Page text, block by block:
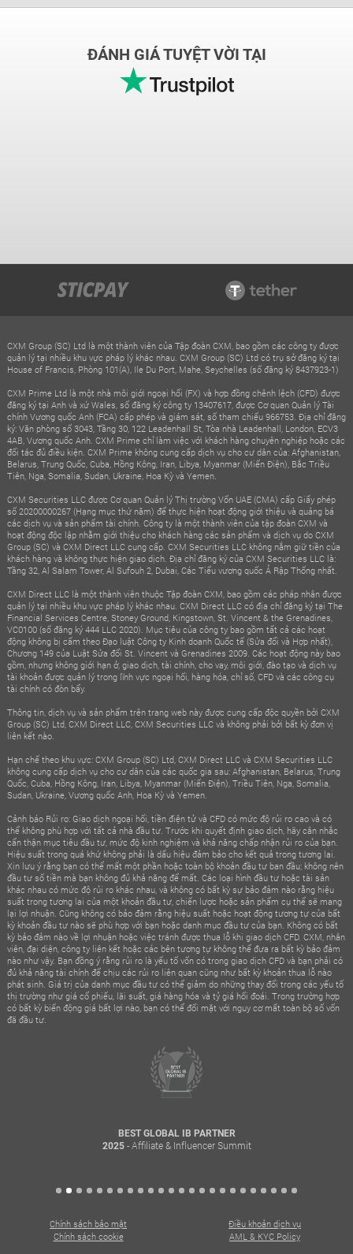
ĐÁNH GIÁ TUYỆT VỜI TẠI
CXM Group (SC) Ltd là một thành viên của Tập đoàn CXM, bao gồm các công ty được
quản lý tại nhiều khu vực pháp lý khác nhau. CXM Group (SC) Ltd có trụ sở đăng ký tại
House of Francis, Phòng 101(A), Ile Du Port, Mahe, Seychelles (số đăng ký 8437923-1)
CXM Prime Ltd là một nhà môi giới ngoại hối (FX) và hợp đồng chênh lệch (CFD) được
đăng ký tại Anh và xứ Wales, số đăng ký công ty 13407617, được Cơ quan Quản lý Tài
chính Vương quốc Anh (FCA) cấp phép và giám sát, số tham chiếu 966753. Địa chỉ đăng
ký: Văn phòng số 3043, Tầng 30, 122 Leadenhall St, Tòa nhà Leadenhall, London, ECV3
4AB, Vương quốc Anh. CXM Prime chỉ làm việc với khách hàng chuyên nghiệp hoặc các
đối tác đủ điều kiện. CXM Prime không cung cấp dịch vụ cho cư dân của: Afghanistan,
Belarus, Trung Quốc, Cuba, Hồng Kông, Iran, Libya, Myanmar (Miến Điện), Bắc Triều
Tiên, Nga, Somalia, Sudan, Ukraine, Hoa Kỳ và Yemen.
CXM Securities LLC được Cơ quan Quản lý Thị trường Vốn UAE (CMA) cấp Giấy phép
số 20200000267 (Hạng mục thứ năm) để thực hiện hoạt động giới thiệu và quảng bá
các dịch vụ và sản phẩm tài chính. Công ty là một thành viên của tập đoàn CXM và
hoạt động độc lập nhằm giới thiệu cho khách hàng các sản phẩm và dịch vụ do CXM
Group (SC) và CXM Direct LLC cung cấp. CXM Securities LLC không nắm giữ tiền của
khách hàng và không thực hiện giao dịch. Địa chỉ đăng ký của CXM Securities LLC là:
Tầng 32, Al Salam Tower, Al Sufouh 2, Dubai, Các Tiểu vương quốc Ả Rập Thống nhất.
CXM Direct LLC là một thành viên thuộc Tập đoàn CXM, bao gồm các pháp nhân được
quản lý tại nhiều khu vực pháp lý khác nhau. CXM Direct LLC có địa chỉ đăng ký tại The
Financial Services Centre, Stoney Ground, Kingstown, St. Vincent & the Grenadines,
VC0100 (số đăng ký 444 LLC 2020). Mục tiêu của công ty bao gồm tất cả các hoạt
động không bị cấm theo Đạo luật Công ty Kinh doanh Quốc tế (Sửa đổi và Hợp nhất),
Chương 149 của Luật Sửa đổi St. Vincent và Grenadines 2009. Các hoạt động này bao
gồm, nhưng không giới hạn ở, giao dịch, tài chính, cho vay, môi giới, đào tạo và dịch vụ
tài khoản được quản lý trong lĩnh vực ngoại hối, hàng hóa, chỉ số, CFD và các công cụ
tài chính có đòn bẩy.
Thông tin, dịch vụ và sản phẩm trên trang web này được cung cấp độc quyền bởi CXM
Group (SC) Ltd, CXM Direct LLC, CXM Securities LLC và không phải bởi bất kỳ đơn vị
liên kết nào.
Hạn chế theo khu vực: CXM Group (SC) Ltd, CXM Direct LLC và CXM Securities LLC
không cung cấp dịch vụ cho cư dân của các quốc gia sau: Afghanistan, Belarus, Trung
Quốc, Cuba, Hồng Kông, Iran, Libya, Myanmar (Miến Điện), Triều Tiên, Nga, Somalia,
Sudan, Ukraine, Vương quốc Anh, Hoa Kỳ và Yemen.
Cảnh báo Rủi ro: Giao dịch ngoại hối, tiền điện tử và CFD có mức độ rủi ro cao và có
thể không phù hợp với tất cả nhà đầu tư. Trước khi quyết định giao dịch, hãy cân nhắc
cẩn thận mục tiêu đầu tư, mức độ kinh nghiệm và khả năng chấp nhận rủi ro của bạn.
Hiệu suất trong quá khứ không phải là dấu hiệu đảm bảo cho kết quả trong tương lai.
Xin lưu ý rằng bạn có thể mất một phần hoặc toàn bộ khoản đầu tư ban đầu; không nên
đầu tư số tiền mà bạn không đủ khả năng để mất. Các loại hình đầu tư hoặc tài sản
khác nhau có mức độ rủi ro khác nhau, và không có bất kỳ sự bảo đảm nào rằng hiệu
suất trong tương lai của một khoản đầu tư, chiến lược hoặc sản phẩm cụ thể sẽ mang
lại lợi nhuận. Cũng không có bảo đảm rằng hiệu suất hoặc hoạt động tương tự của bất
kỳ khoản đầu tư nào sẽ phù hợp với bạn hoặc danh mục đầu tư của bạn. Không có bất
kỳ bảo đảm nào về lợi nhuận hoặc việc tránh được thua lỗ khi giao dịch CFD. CXM, nhân
viên, đại diện, công ty liên kết hoặc các bên tương tự không thể đưa ra bất kỳ bảo đảm
nào như vậy. Bạn đồng ý rằng rủi ro là yếu tố vốn có trong giao dịch CFD và bạn phải có
đủ khả năng tài chính để chịu các rủi ro liên quan cũng như bất kỳ khoản thua lỗ nào
phát sinh. Giá trị của danh mục đầu tư có thể giảm do những thay đổi trong các yếu tố
thị trường như giá cổ phiếu, lãi suất, giá hàng hóa và tỷ giá hối đoái. Trong trường hợp
có bất kỳ biến động giá bất lợi nào, bạn có thể đối mặt với nguy cơ mất toàn bộ số vốn
đã đầu tư.
BEST GLOBAL IB PARTNER
2025- Affiliate & Influencer Summit
Chính sách bảo mật
Điều khoản dịch vụ
Chính sách cookie
AML & KYC Policy